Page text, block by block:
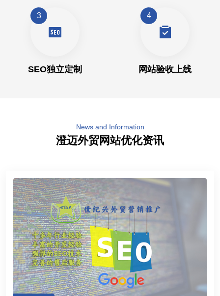
3
SEO独立定制
4
网站验收上线
News and Information
澄迈外贸网站优化资讯